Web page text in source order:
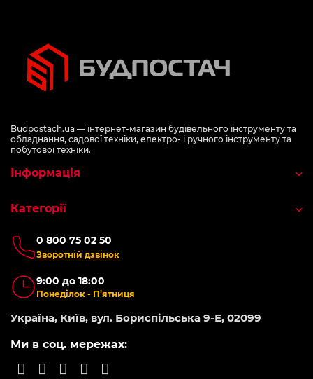
Budpostach.ua — інтернет-магазин будівельного інструменту та
обладнання, садової техніки, електро- і ручного інструменту та
побутової техніки.
0 800 75 02 50
Зворотній дзвінок
9:00 до 18:00
Понеділок - П’ятниця
Україна, Київ, вул. Бориспільська 9-Е, 02099
Ми в соц. мережах:
Інформація
Категорії